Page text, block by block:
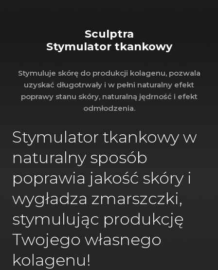
Sculptra
Stymulator tkankowy
Stymuluje skórę do produkcji kolagenu, pozwala
uzyskać długotrwały i w pełni naturalny efekt
poprawy stanu skóry, naturalną jędrność i efekt
odmłodzenia.
Stymulator tkankowy w
naturalny sposób
poprawia jakość skóry i
wygładza zmarszczki,
stymulując produkcję
Twojego własnego
kolagenu!